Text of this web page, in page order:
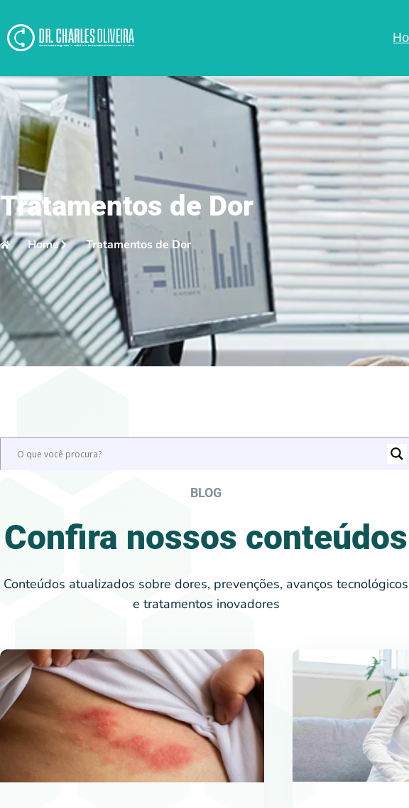
Tratamentos de Dor
Home Tratamentos de Dor
BLOG
Confira nossos conteúdos
Conteúdos atualizados sobre dores, prevenções, avanços tecnológicos
e tratamentos inovadores